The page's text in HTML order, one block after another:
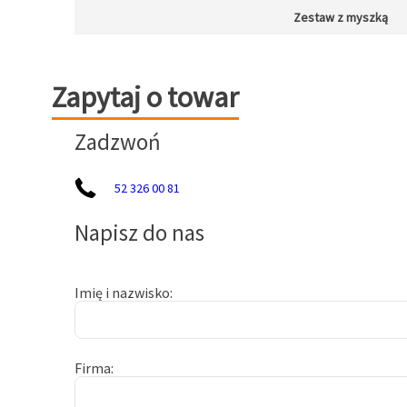
Zestaw z myszką
Zapytaj o towar
Zapytaj o towar
Zadzwoń
52 326 00 81
Napisz do nas
Imię i nazwisko
Firma